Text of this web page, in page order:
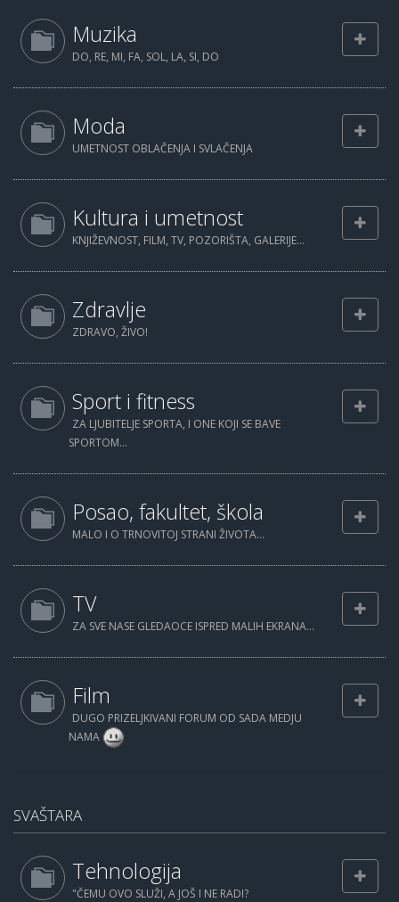
Muzika
DO, RE, MI, FA, SOL, LA, SI, DO
Moda
UMETNOST OBLAČENJA I SVLAČENJA
Kultura i umetnost
KNJIŽEVNOST, FILM, TV, POZORIŠTA, GALERIJE...
Zdravlje
ZDRAVO, ŽIVO!
Sport i fitness
ZA LJUBITELJE SPORTA, I ONE KOJI SE BAVE
SPORTOM...
Posao, fakultet, škola
MALO I O TRNOVITOJ STRANI ŽIVOTA...
TV
ZA SVE NASE GLEDAOCE ISPRED MALIH EKRANA...
Film
DUGO PRIZELJKIVANI FORUM OD SADA MEDJU
NAMA
SVAŠTARA
Tehnologija
"ČEMU OVO SLUŽI, A JOŠ I NE RADI?